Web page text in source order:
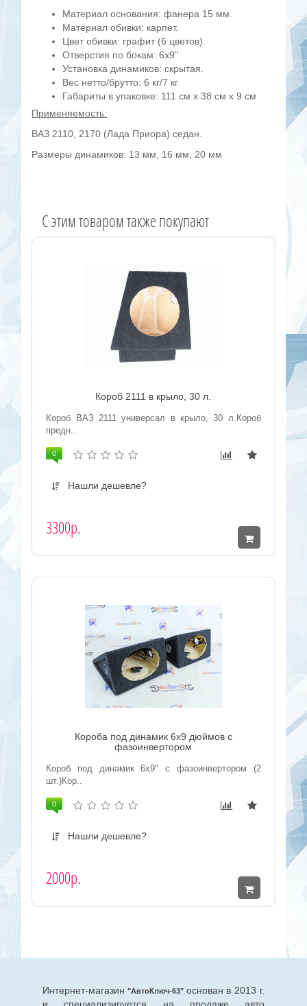
Материал основания: фанера 15 мм.
Материал обивки: карпет.
Цвет обивки: графит (6 цветов).
Отверстия по бокам: 6х9"
Установка динамиков: скрытая.
Вес нетто/брутто: 6 кг/7 кг
Габариты в упаковке: 111 см х 38 см х 9 см
Применяемость:
ВАЗ 2110, 2170 (Лада Приора) седан.
Размеры динамиков: 13 мм, 16 мм, 20 мм
C этим товаром также покупают
Короб 2111 в крыло, 30 л.
Короб ВАЗ 2111 универсал в крыло, 30 л.Короб
предн..
0
Нашли дешевле?
3300р.
Короба под динамик 6x9 дюймов с
фазоинвертором
Короб под динамик 6x9" с фазоинвертором (2
шт.)Кор..
0
Нашли дешевле?
2000р.
Интернет-магазин "АвтоКлюч-63" основан в 2013 г.